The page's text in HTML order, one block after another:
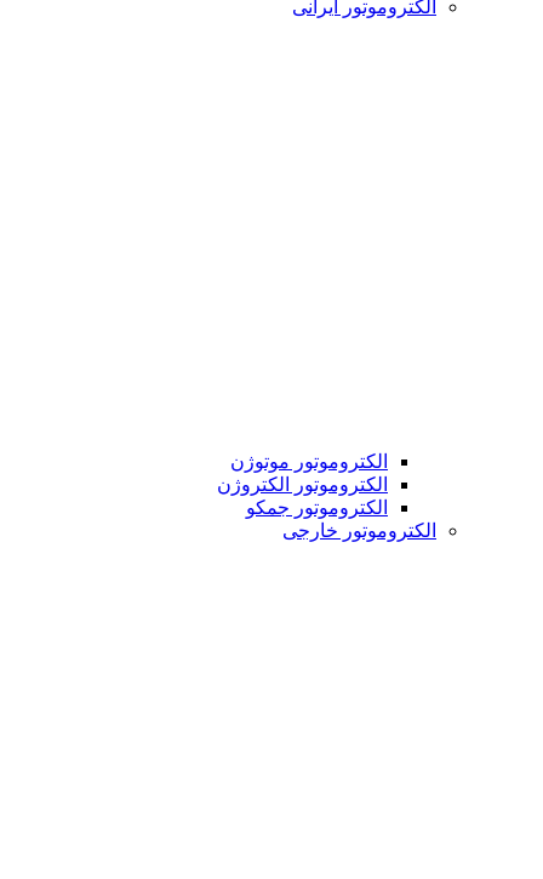
الکتروموتور ایرانی
الکتروموتور موتوژن
الکتروموتور الکتروژن
الکتروموتور جمکو
الکتروموتور خارجی